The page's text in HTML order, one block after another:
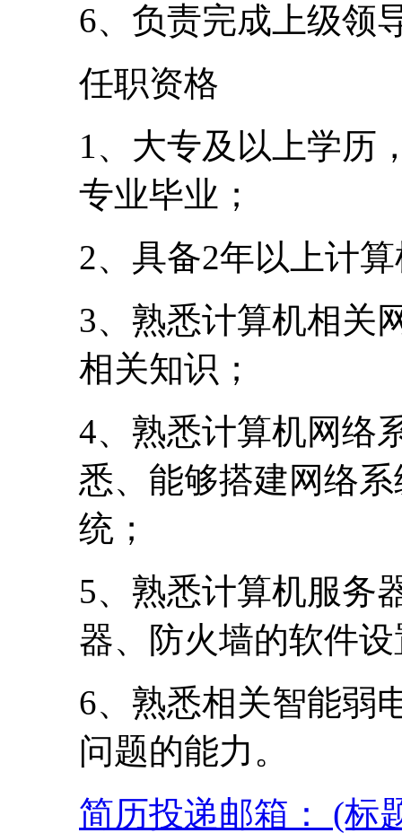
6、负责完成上级领
任职资格
1、大专及以上学历
专业毕业；
2、具备2年以上计
3、熟悉计算机相关
相关知识；
4、熟悉计算机网络
悉、能够搭建网络
统；
5、熟悉计算机服务
器、防火墙的软件
6、熟悉相关智能弱
问题的能力。
简历投递邮箱： (标